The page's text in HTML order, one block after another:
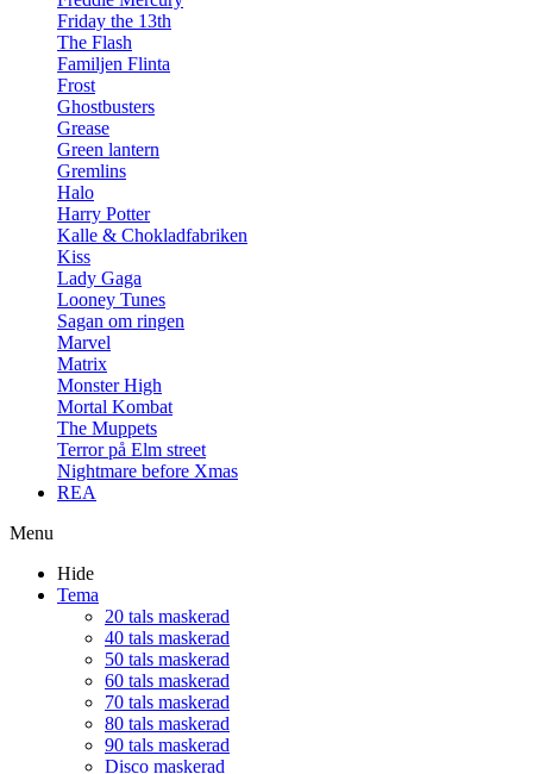
Friday the 13th
The Flash
Familjen Flinta
Frost
Ghostbusters
Grease
Green lantern
Gremlins
Halo
Harry Potter
Kalle & Chokladfabriken
Kiss
Lady Gaga
Looney Tunes
Sagan om ringen
Marvel
Matrix
Monster High
Mortal Kombat
The Muppets
Terror på Elm street
Nightmare before Xmas
REA
Menu
Hide
Tema
20 tals maskerad
40 tals maskerad
50 tals maskerad
60 tals maskerad
70 tals maskerad
80 tals maskerad
90 tals maskerad
Disco maskerad